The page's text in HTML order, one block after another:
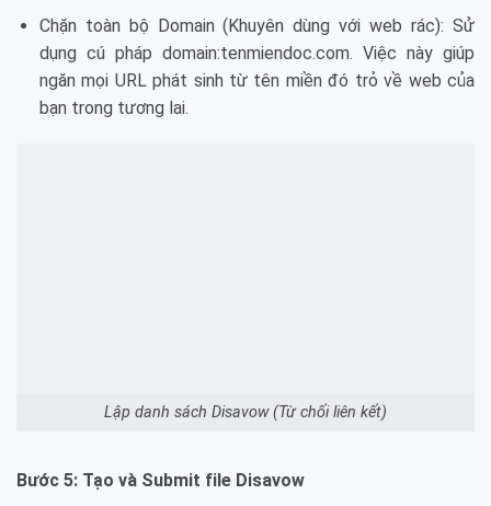
Chặn toàn bộ Domain (Khuyên dùng với web rác): Sử
dụng cú pháp domain:tenmiendoc.com. Việc này giúp
ngăn mọi URL phát sinh từ tên miền đó trỏ về web của
bạn trong tương lai.
Lập danh sách Disavow (Từ chối liên kết)
Bước 5: Tạo và Submit file Disavow